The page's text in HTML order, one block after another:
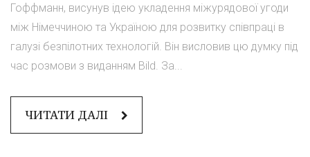
Гоффманн, висунув ідею укладення міжурядової угоди
між Німеччиною та Україною для розвитку співпраці в
галузі безпілотних технологій. Він висловив цю думку під
час розмови з виданням Bild. За...
ЧИТАТИ ДАЛІ